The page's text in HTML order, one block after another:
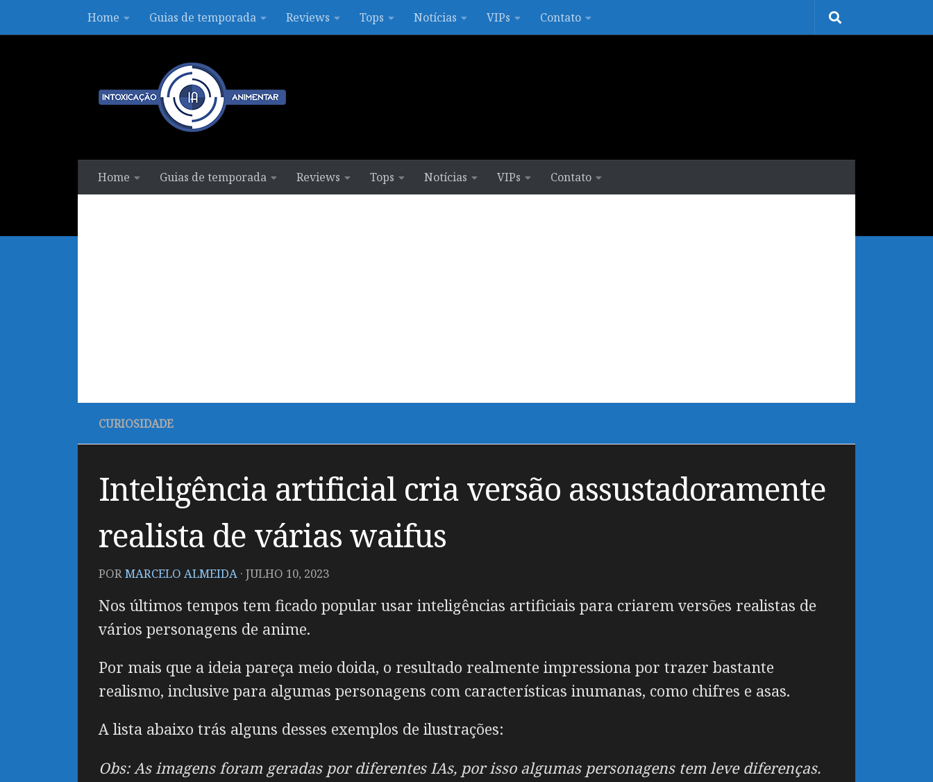
Skip to contentHome Guias de temporada Reviews Tops Notícias VIPs Contato
Home Guias de temporada Reviews Tops Notícias VIPs Contato
CURIOSIDADE
Inteligência artificial cria versão assustadoramente
realista de várias waifus
PORMARCELO ALMEIDA · JULHO 10, 2023
Nos últimos tempos tem ficado popular usar inteligências artificiais para criarem versões realistas de
vários personagens de anime.
Por mais que a ideia pareça meio doida, o resultado realmente impressiona por trazer bastante
realismo, inclusive para algumas personagens com características inumanas, como chifres e asas.
A lista abaixo trás alguns desses exemplos de ilustrações:
Obs: As imagens foram geradas por diferentes IAs, por isso algumas personagens tem leve diferenças.